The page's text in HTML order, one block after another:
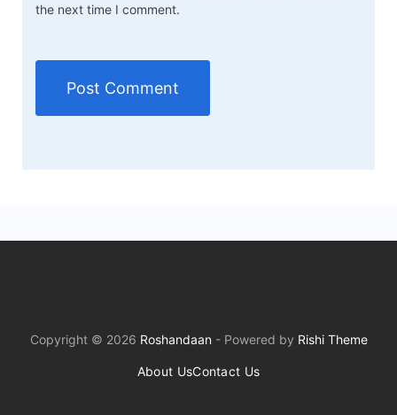
the next time I comment.
Copyright © 2026 Roshandaan - Powered by Rishi Theme
About UsContact Us